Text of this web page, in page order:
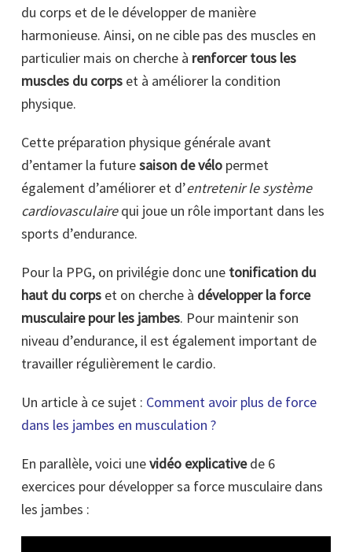
du corps et de le développer de manière
harmonieuse. Ainsi, on ne cible pas des muscles en
particulier mais on cherche à renforcer tous les
muscles du corps et à améliorer la condition
physique.
Cette préparation physique générale avant
d’entamer la futuresaison de vélo permet
également d’améliorer et d’entretenir le système
cardiovasculairequi joue un rôle important dans les
sports d’endurance.
Pour la PPG, on privilégie donc une tonification du
haut du corps et on cherche à développer la force
musculaire pour les jambes. Pour maintenir son
niveau d’endurance, il est également important de
travailler régulièrement le cardio.
Un article à ce sujet : Comment avoir plus de force
dans les jambes en musculation ?
En parallèle, voici unevidéo explicativede 6
exercices pour développer sa force musculaire dans
les jambes :